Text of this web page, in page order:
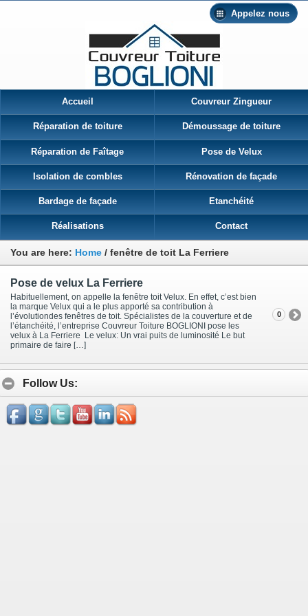
Appelez nous
Accueil Couvreur Zingueur
Réparation de toiture Démoussage de toiture
Réparation de Faîtage Pose de Velux
Isolation de combles Rénovation de façade
Bardage de façade Etanchéité
Réalisations Contact
You are here: Home / fenêtre de toit La Ferriere
Pose de velux La Ferriere
Habituellement, on appelle la fenêtre toit Velux. En effet, c’est bien
la marque Velux qui a le plus apporté sa contribution à
l’évolutiondes fenêtres de toit. Spécialistes de la couverture et de
l’étanchéité, l’entreprise Couvreur Toiture BOGLIONI pose les
velux à La Ferriere Le velux: Un vrai puits de luminosité Le but
primaire de faire […]
0
Follow Us: